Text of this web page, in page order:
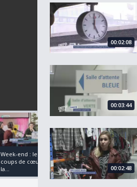
Week-end : les
coups de cœur de
la...
Quatre mois sans
00:02:08
Les eHnv voient loin
00:03:44
Le seconde main
00:02:48